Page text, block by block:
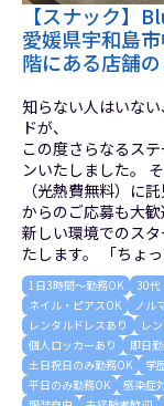
【スナック】
愛媛県宇和島
階にある店舗
知らない人はいな
ドが、
この度さらなるス
ンいたしました。
（光熱費無料）に
からのご応募も大
新しい環境でのス
たします。 「ちょ
1日3時間～勤務OK 30代
ネイル・ピアスOK
ノル
レンタルドレスあり
レ
個人ロッカーあり
即日
土日祝日のみ勤務OK
学
平日のみ勤務OK
感染症